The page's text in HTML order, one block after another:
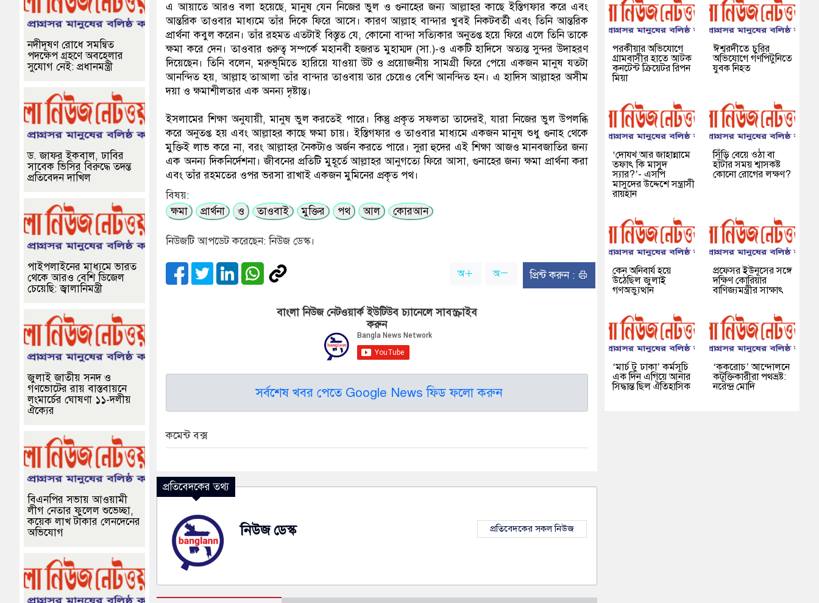
এ আয়াতে আরও বলা হয়েছে, মানুষ যেন নিজের ভুল ও গুনাহের জন্য আল্লাহর কাছে ইস্তিগফার করে এবং
আন্তরিক তাওবার মাধ্যমে তাঁর দিকে ফিরে আসে। কারণ আল্লাহ বান্দার খুবই নিকটবর্তী এবং তিনি আন্তরিক
প্রার্থনা কবুল করেন। তাঁর রহমত এতটাই বিস্তৃত যে, কোনো বান্দা সত্যিকার অনুতপ্ত হয়ে ফিরে এলে তিনি তাকে
ক্ষমা করে দেন। তাওবার গুরুত্ব সম্পর্কে মহানবী হজরত মুহাম্মদ (সা.)-ও একটি হাদিসে অত্যন্ত সুন্দর উদাহরণ
দিয়েছেন। তিনি বলেন, মরুভূমিতে হারিয়ে যাওয়া উট ও প্রয়োজনীয় সামগ্রী ফিরে পেয়ে একজন মানুষ যতটা
আনন্দিত হয়, আল্লাহ তাআলা তাঁর বান্দার তাওবায় তার চেয়েও বেশি আনন্দিত হন। এ হাদিস আল্লাহর অসীম
দয়া ও ক্ষমাশীলতার এক অনন্য দৃষ্টান্ত।
ইসলামের শিক্ষা অনুযায়ী, মানুষ ভুল করতেই পারে। কিন্তু প্রকৃত সফলতা তাদেরই, যারা নিজের ভুল উপলব্ধি
করে অনুতপ্ত হয় এবং আল্লাহর কাছে ক্ষমা চায়। ইস্তিগফার ও তাওবার মাধ্যমে একজন মানুষ শুধু গুনাহ থেকে
মুক্তিই লাভ করে না, বরং আল্লাহর নৈকট্যও অর্জন করতে পারে। সুরা হুদের এই শিক্ষা আজও মানবজাতির জন্য
এক অনন্য দিকনির্দেশনা। জীবনের প্রতিটি মুহূর্তে আল্লাহর আনুগত্যে ফিরে আসা, গুনাহের জন্য ক্ষমা প্রার্থনা করা
এবং তাঁর রহমতের ওপর ভরসা রাখাই একজন মুমিনের প্রকৃত পথ।
বিষয়:
ক্ষমা
প্রার্থনা ও তাওবাই মুক্তির পথ আল কোরআন
নিউজটি আপডেট করেছেন: নিউজ ডেস্ক।
অ অ প্রিন্ট করুন :
বাংলা নিউজ নেটওয়ার্ক ইউটিউব চ্যানেলে সাবস্ক্রাইব
করুন
সর্বশেষ খবর পেতে Google News ফিড ফলো করুন
কমেন্ট বক্স
প্রতিবেদকের তথ্য
নিউজ ডেস্ক প্রতিবেদকের সকল নিউজ
নদীদূষণ রোধে সমন্বিত
পদক্ষেপ গ্রহণে অবহেলার
সুযোগ নেই: প্রধানমন্ত্রী
ড. জাফর ইকবাল, ঢাবির
সাবেক ভিসির বিরুদ্ধে তদন্ত
প্রতিবেদন দাখিল
পাইপলাইনের মাধ্যমে ভারত
থেকে আরও বেশি ডিজেল
চেয়েছি: জ্বালানিমন্ত্রী
জুলাই জাতীয় সনদ ও
গণভোটের রায় বাস্তবায়নে
লংমার্চের ঘোষণা ১১-দলীয়
ঐক্যের
বিএনপির সভায় আওয়ামী
লীগ নেতার ফুলেল শুভেচ্ছা,
কয়েক লাখ টাকার লেনদেনের
অভিযোগ
পরকীয়ার অভিযোগে
গ্রামবাসীর হাতে আটক
কনটেন্ট ক্রিয়েটর রিপন
মিয়া
ঈশ্বরদীতে চুরির
অভিযোগে গণপিটুনিতে
যুবক নিহত
‘দোযখ আর জাহান্নামে
তফাৎ কি মাসুদ
স্যার?’- এসপি
মাসুদের উদ্দেশে সন্ত্রাসী
রায়হান
সিঁড়ি বেয়ে ওঠা বা
হাঁটার সময় শ্বাসকষ্ট
কোনো রোগের লক্ষণ?
কেন অনিবার্য হয়ে
উঠেছিল জুলাই
গণঅভ্যুত্থান
প্রফেসর ইউনূসের সঙ্গে
দক্ষিণ কোরিয়ার
বাণিজ্যমন্ত্রীর সাক্ষাৎ
‘মার্চ টু ঢাকা’ কর্মসূচি
এক দিন এগিয়ে আনার
সিদ্ধান্ত ছিল ঐতিহাসিক
‘ককরোচ’ আন্দোলনে
কটূক্তিকারীরা পথভ্রষ্ট:
নরেন্দ্র মোদি